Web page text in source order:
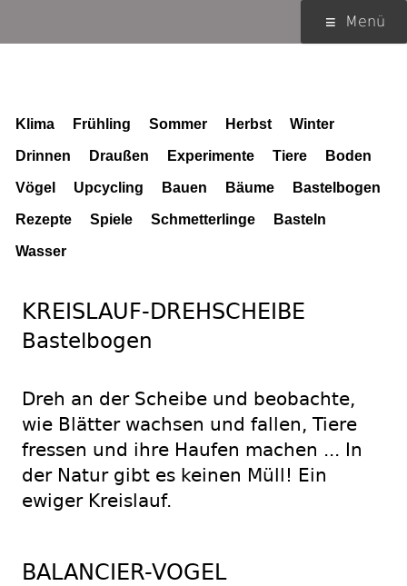
Menü
Menü
Klima Frühling Sommer Herbst Winter
Drinnen Draußen Experimente Tiere Boden
Vögel Upcycling Bauen Bäume Bastelbogen
Rezepte Spiele Schmetterlinge Basteln
Wasser
KREISLAUF-DREHSCHEIBE
Bastelbogen
Dreh an der Scheibe und beobachte,
wie Blätter wachsen und fallen, Tiere
fressen und ihre Haufen machen ... In
der Natur gibt es keinen Müll! Ein
ewiger Kreislauf.
BALANCIER-VOGEL